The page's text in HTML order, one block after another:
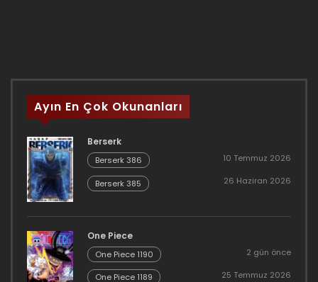
Ayın En Çok Okunanları
Berserk
Berserk 386 10 Temmuz 2026
Berserk 385 26 Haziran 2026
One Piece
One Piece 1190 2 gün önce
One Piece 1189 25 Temmuz 2026